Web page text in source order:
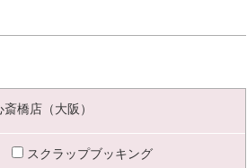
橋店（大阪）
スクラップブッキング